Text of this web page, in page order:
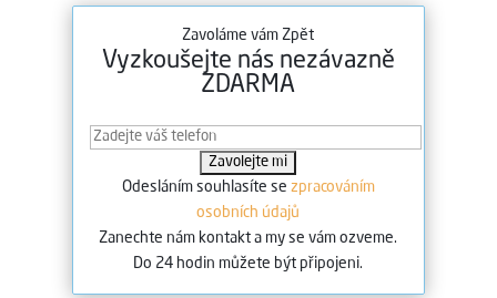
Zavoláme vám Zpět
Vyzkoušejte nás nezávazně
ZDARMA
Odesláním souhlasíte se zpracováním
osobních údajů
Zanechte nám kontakt a my se vám ozveme.
Do 24 hodin můžete být připojeni.